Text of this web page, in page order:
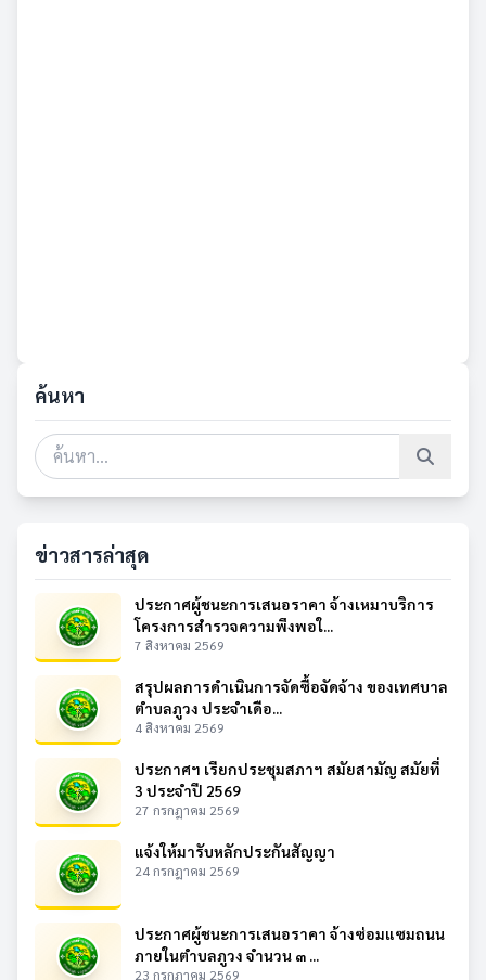
ค้นหา
ข่าวสารล่าสุด
ประกาศผู้ชนะการเสนอราคา จ้างเหมาบริการ
โครงการสำรวจความพึงพอใ...
7 สิงหาคม 2569
สรุปผลการดำเนินการจัดซื้อจัดจ้าง ของเทศบาล
ตำบลภูวง ประจำเดือ...
4 สิงหาคม 2569
ประกาศฯ เรียกประชุมสภาฯ สมัยสามัญ สมัยที่
3 ประจำปี 2569
27 กรกฎาคม 2569
แจ้งให้มารับหลักประกันสัญญา
24 กรกฎาคม 2569
ประกาศผู้ชนะการเสนอราคา จ้างซ่อมแซมถนน
ภายในตำบลภูวง จำนวน ๓ ...
23 กรกฎาคม 2569